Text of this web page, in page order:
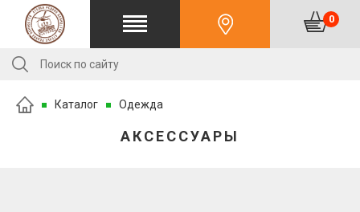
0
Каталог Одежда
АКСЕССУАРЫ